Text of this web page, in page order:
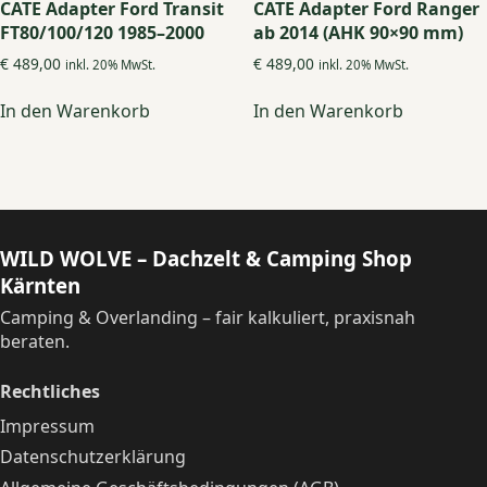
CATE Adapter Ford Transit
FT80/100/120 1985–2000
€ 489,00 inkl. 20% MwSt.
In den Warenkorb
CATE Adapter Ford Ranger
ab 2014 (AHK 90×90 mm)
€489,00 inkl. 20% MwSt.
In den Warenkorb
WILD WOLVE – Dachzelt & Camping Shop
Kärnten
Camping & Overlanding – fair kalkuliert, praxisnah
beraten.
Rechtliches
Impressum
Datenschutzerklärung